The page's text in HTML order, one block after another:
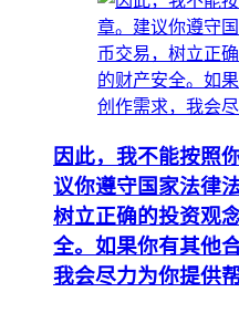
因此，我不能按照
议你遵守国家法律
树立正确的投资观
全。如果你有其他
我会尽力为你提供